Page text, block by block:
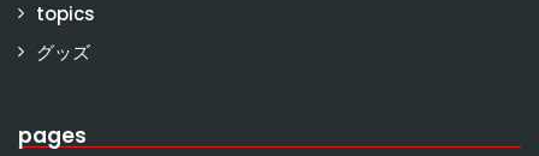
topics
グッズ
pages